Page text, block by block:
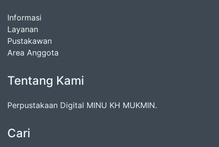
Informasi
Layanan
Pustakawan
Area Anggota
Tentang Kami
Perpustakaan Digital MINU KH MUKMIN.
Cari